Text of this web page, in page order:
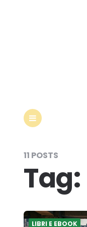
11 POSTS
Tag:
LIBRI E EBOOK